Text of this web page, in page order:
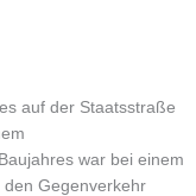
auf der Staatsstraße
war bei einem
den Gegenverkehr